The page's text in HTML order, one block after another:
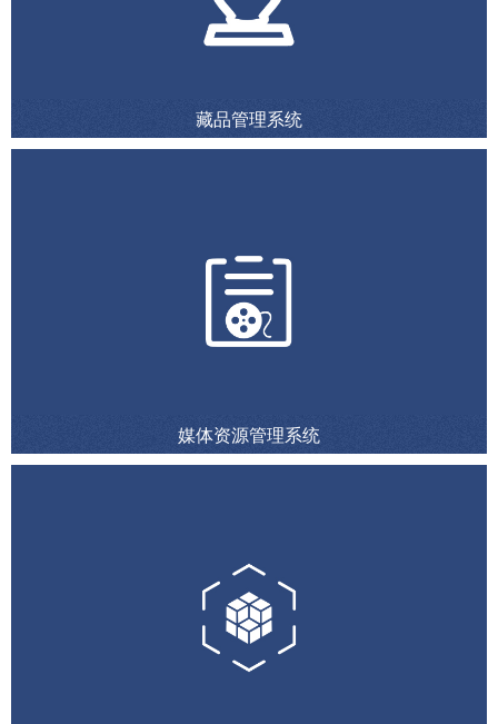
藏品管理系统
媒体资源管理系统